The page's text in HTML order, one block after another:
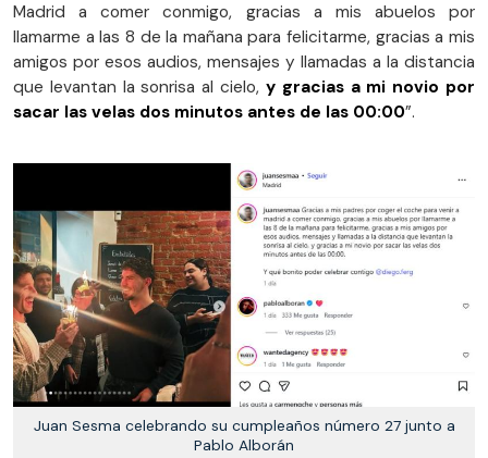
Madrid a comer conmigo, gracias a mis abuelos por
llamarme a las 8 de la mañana para felicitarme, gracias a mis
amigos por esos audios, mensajes y llamadas a la distancia
que levantan la sonrisa al cielo, y gracias a mi novio por
sacar las velas dos minutos antes de las 00:00”.
Juan Sesma celebrando su cumpleaños número 27 junto a
Pablo Alborán